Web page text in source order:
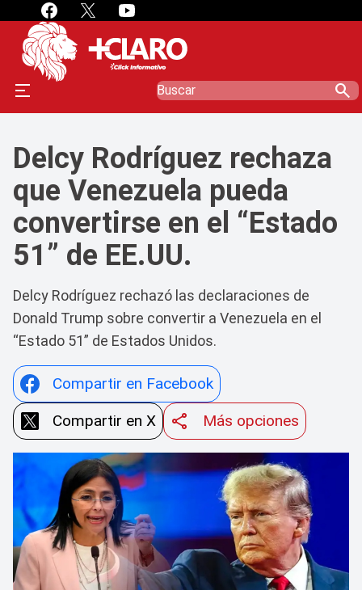
search
Delcy Rodríguez rechaza
que Venezuela pueda
convertirse en el “Estado
51” de EE.UU.
Delcy Rodríguez rechazó las declaraciones de
Donald Trump sobre convertir a Venezuela en el
“Estado 51” de Estados Unidos.
Compartir en Facebook
Compartir en X
Más opciones